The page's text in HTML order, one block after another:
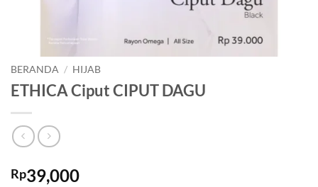
BERANDA / HIJAB
ETHICA Ciput CIPUT DAGU
Rp39,000